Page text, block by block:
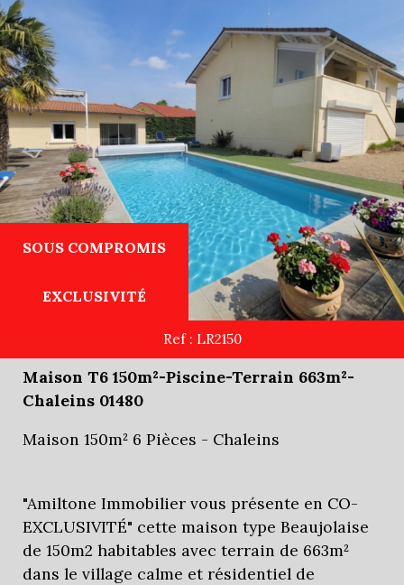
SOUS COMPROMIS
EXCLUSIVITÉ
Ref : LR2150
Maison T6 150m²-Piscine-Terrain 663m²-
Chaleins 01480
Maison 150m² 6 Pièces - Chaleins
"Amiltone Immobilier vous présente en CO-
EXCLUSIVITÉ" cette maison type Beaujolaise
de 150m2 habitables avec terrain de 663m²
dans le village calme et résidentiel de